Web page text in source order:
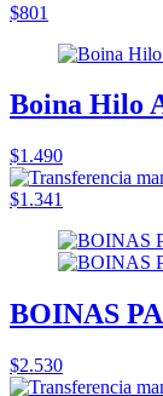
$801
Boina Hilo
$1.490
$1.341
BOINAS
$2.530